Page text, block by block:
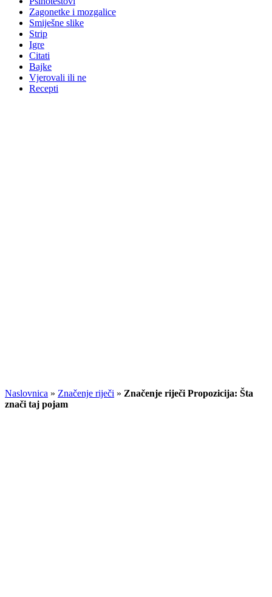
Zagonetke i mozgalice
Smiješne slike
Strip
Igre
Citati
Bajke
Vjerovali ili ne
Recepti
Naslovnica » Značenje riječi » Značenje riječi Propozicija: Šta
znači taj pojam